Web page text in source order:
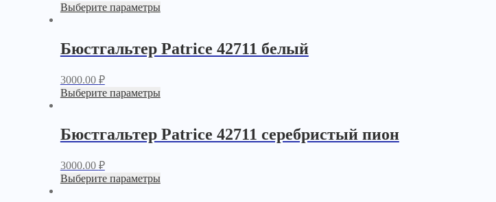
Выберите параметры
Бюстгальтер Patrice 42711 белый
3000.00 ₽
Выберите параметры
Бюстгальтер Patrice 42711 серебристый пион
3000.00 ₽
Выберите параметры